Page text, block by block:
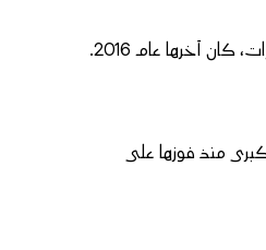
الكبرى منذ فوزها على